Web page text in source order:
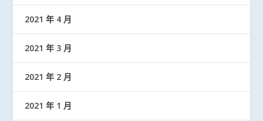
2021 年 4 月
2021 年 3 月
2021 年 2 月
2021 年 1 月